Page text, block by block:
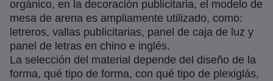
orgánico, en la decoración publicitaria, el modelo de
mesa de arena es ampliamente utilizado, como:
letreros, vallas publicitarias, panel de caja de luz y
panel de letras en chino e inglés.
La selección del material depende del diseño de la
forma, qué tipo de forma, con qué tipo de plexiglás,